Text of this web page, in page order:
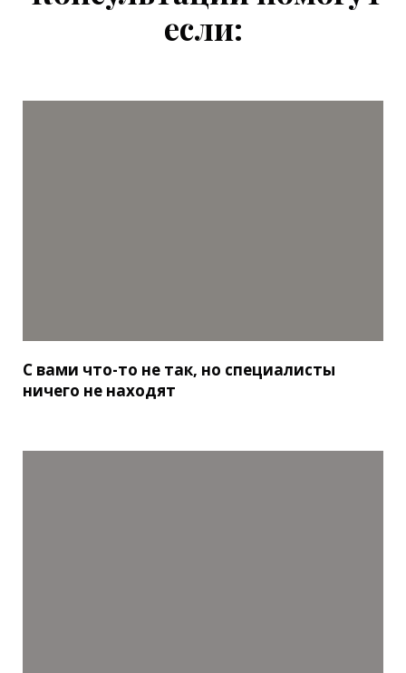
если:
С вами что-то не так, но специалисты
ничего не находят